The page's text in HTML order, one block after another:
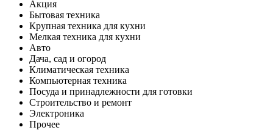
Акция
Бытовая техника
Крупная техника для кухни
Мелкая техника для кухни
Авто
Дача, сад и огород
Климатическая техника
Компьютерная техника
Посуда и принадлежности для готовки
Строительство и ремонт
Электроника
Прочее